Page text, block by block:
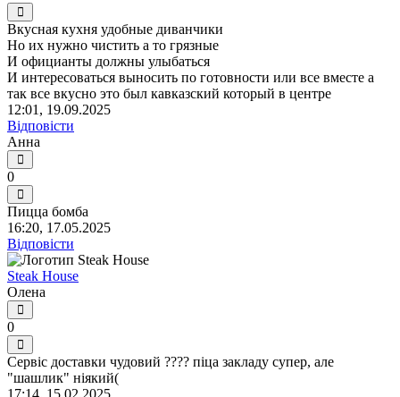
Вкусная кухня удобные диванчики
Но их нужно чистить а то грязные
И официанты должны улыбаться
И интересоваться выносить по готовности или все вместе а
так все вкусно это был кавказский который в центре
12:01, 19.09.2025
Відповісти
Анна
0
Пицца бомба
16:20, 17.05.2025
Відповісти
Steak House
Олена
0
Сервіс доставки чудовий ???? піца закладу супер, але
"шашлик" ніякий(
17:14, 15.02.2025